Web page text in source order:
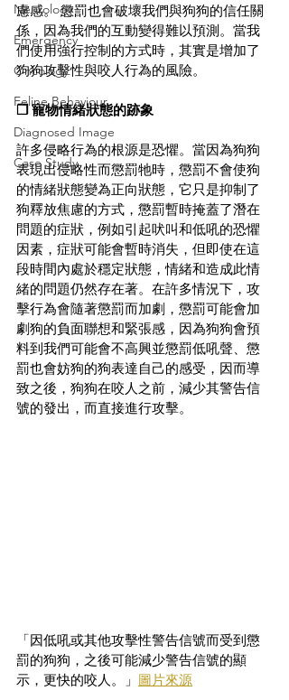
Neurology
Emergency
Oncology
Feline Behaviour
Diagnosed Image
Case Study
慮感。 懲罰也會破壞我們與狗狗的信任關
係，因為我們的互動變得難以預測。當我
們使用強行控制的方式時，其實是增加了
狗狗攻擊性與咬人行為的風險。
❐ 寵物情緒狀態的跡象
許多侵略行為的根源是恐懼。當因為狗狗
表現出侵略性而懲罰牠時，懲罰不會使狗
的情緒狀態變為正向狀態，它只是抑制了
狗釋放焦慮的方式，懲罰暫時掩蓋了潛在
問題的症狀，例如引起吠叫和低吼的恐懼
因素，症狀可能會暫時消失，但即使在這
段時間內處於穩定狀態，情緒和造成此情
緒的問題仍然存在著。在許多情況下，攻
擊行為會隨著懲罰而加劇，懲罰可能會加
劇狗的負面聯想和緊張感，因為狗狗會預
料到我們可能會不高興並懲罰低吼聲、懲
罰也會妨狗的狗表達自己的感受，因而導
致之後，狗狗在咬人之前，減少其警告信
號的發出，而直接進行攻擊。
「因低吼或其他攻擊性警告信號而受到懲
罰的狗狗，之後可能減少警告信號的顯
示，更快的咬人。」 圖片來源